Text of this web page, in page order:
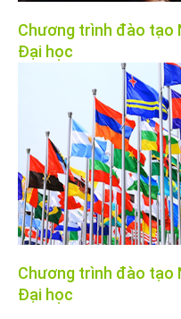
Chương trình đào tạo
Đại học
Chương trình đào tạo
Đại học